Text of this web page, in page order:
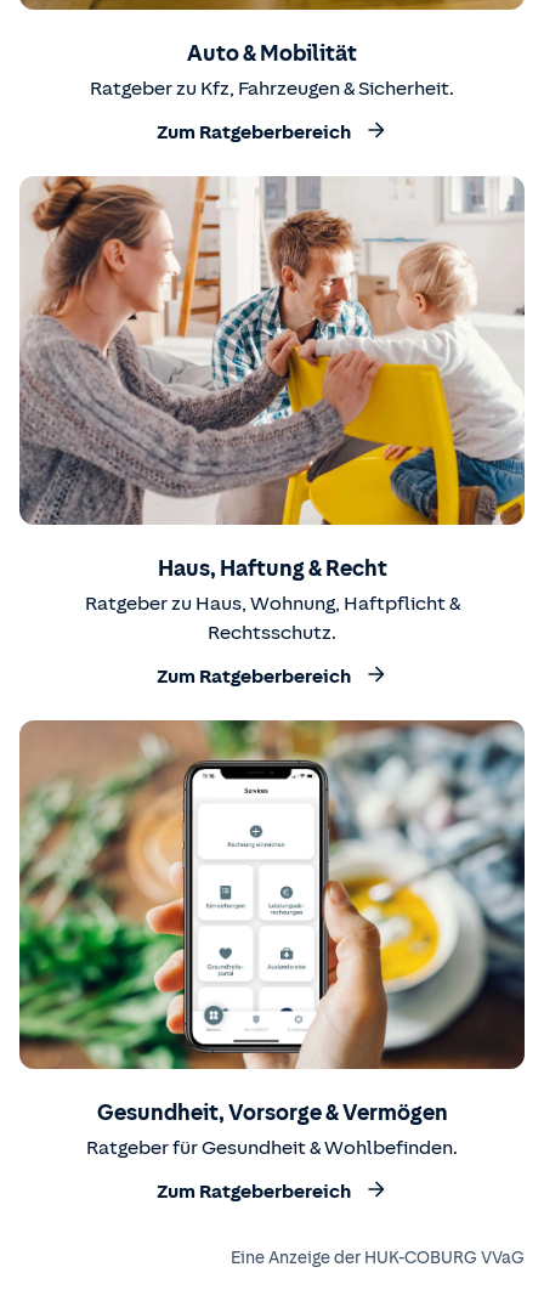
Auto & Mobilität
Ratgeber zu Kfz, Fahrzeugen & Sicherheit.
Zum Ratgeberbereich
Haus, Haftung & Recht
Ratgeber zu Haus, Wohnung, Haftpflicht &
Rechtsschutz.
Zum Ratgeberbereich
Gesundheit, Vorsorge & Vermögen
Ratgeber für Gesundheit & Wohlbefinden.
Zum Ratgeberbereich
Eine Anzeige der HUK-COBURG VVaG